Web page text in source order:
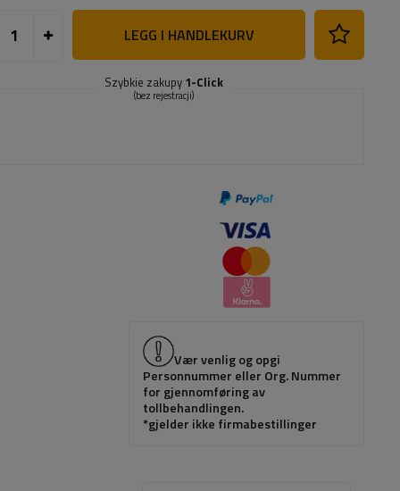
LEGG I HANDLEKURV
Szybkie zakupy 1-Click
(bez rejestracji)
Vær venlig og opgi
Personnummer eller Org. Nummer
for gjennomføring av
tollbehandlingen.
*gjelder ikke firmabestillinger